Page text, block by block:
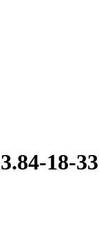
18-